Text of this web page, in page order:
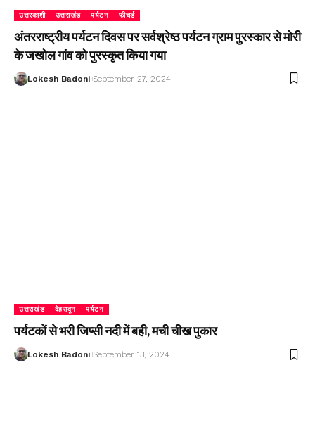
उत्तरकाशी उत्तराखंड पर्यटन फीचर्ड
अंतरराष्ट्रीय पर्यटन दिवस पर सर्वश्रेष्ठ पर्यटन ग्राम पुरस्कार से मोरी
के जखोल गांव को पुरस्कृत किया गया
Lokesh Badoni September 27, 2024
उत्तराखंड देहरादून पर्यटन
पर्यटकों से भरी जिप्सी नदी में बही, मची चीख पुकार
Lokesh Badoni September 13, 2024